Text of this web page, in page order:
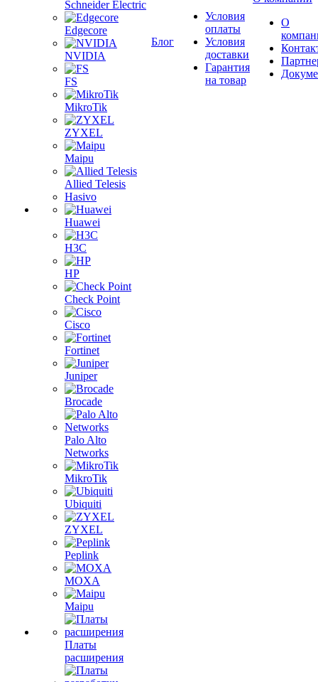
Schneider Electric
Edgecore
NVIDIA
FS
MikroTik
ZYXEL
Maipu
Allied Telesis
Hasivo
Huawei
H3C
HP
Check Point
Cisco
Fortinet
Juniper
Brocade
Palo Alto
Networks
MikroTik
Ubiquiti
ZYXEL
Peplink
MOXA
Maipu
Платы
расширения
Блог
Условия
оплаты
Условия
доставки
Гарантия
на товар
О